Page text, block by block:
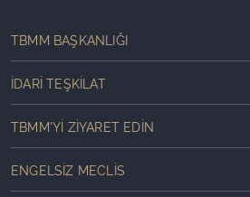
TBMM BAŞKANLIĞI
İDARI TEŞKILAT
TBMM'YI ZIYARET EDIN
ENGELSIZ MECLIS